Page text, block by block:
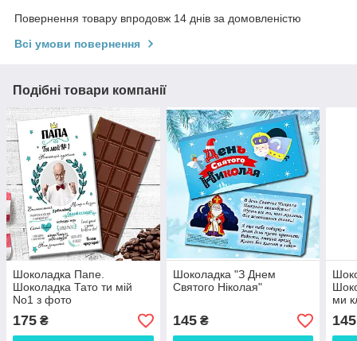
Повернення товару впродовж 14 днів за домовленістю
Всі умови повернення
Подібні товари компанії
Шоколадка Папе.
Шоколадка Тато ти мій
No1 з фото
175 ₴
Шоколадка "З Днем
Святого Ніколая"
145₴
ми
145